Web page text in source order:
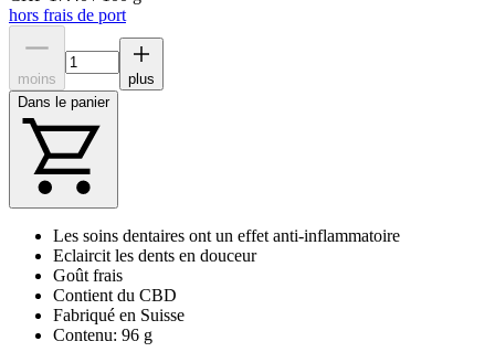
hors frais de port
moins
plus
Dans le panier
Les soins dentaires ont un effet anti-inflammatoire
Eclaircit les dents en douceur
Goût frais
Contient du CBD
Fabriqué en Suisse
Contenu: 96 g